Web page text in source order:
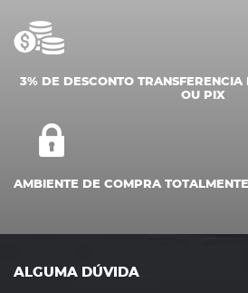
3% DE DESCONTO
OU PIX
AMBIENTE DE COMPRA
ALGUMA DÚVIDA